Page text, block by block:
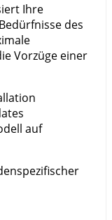
Ihre
des
Vorzüge einer
auf